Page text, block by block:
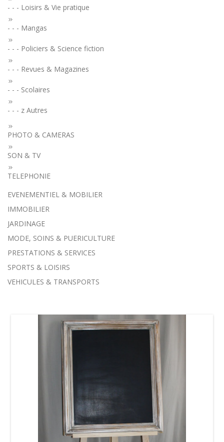
- - - Loisirs & Vie pratique
- - - Mangas
- - - Policiers & Science fiction
- - - Revues & Magazines
- - - Scolaires
- - - z Autres
PHOTO & CAMERAS
SON & TV
TELEPHONIE
EVENEMENTIEL & MOBILIER
IMMOBILIER
JARDINAGE
MODE, SOINS & PUERICULTURE
PRESTATIONS & SERVICES
SPORTS & LOISIRS
VEHICULES & TRANSPORTS